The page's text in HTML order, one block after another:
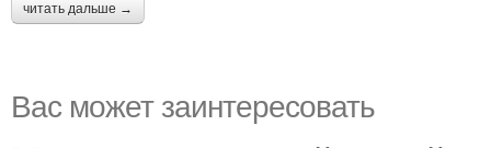
читать дальше →
Вас может заинтересовать